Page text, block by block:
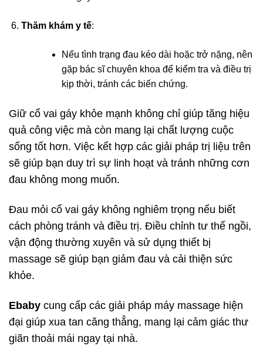
Thăm khám y tế:
Nếu tình trạng đau kéo dài hoặc trở nặng, nên
gặp bác sĩ chuyên khoa để kiểm tra và điều trị
kịp thời, tránh các biến chứng.
Giữ cổ vai gáy khỏe mạnh không chỉ giúp tăng hiệu
quả công việc mà còn mang lại chất lượng cuộc
sống tốt hơn. Việc kết hợp các giải pháp trị liệu trên
sẽ giúp bạn duy trì sự linh hoạt và tránh những cơn
đau không mong muốn.
Đau mỏi cổ vai gáy không nghiêm trọng nếu biết
cách phòng tránh và điều trị. Điều chỉnh tư thế ngồi,
vận động thường xuyên và sử dụng thiết bị
massage sẽ giúp bạn giảm đau và cải thiện sức
khỏe.
Ebaby cung cấp các giải pháp máy massage hiện
đại giúp xua tan căng thẳng, mang lại cảm giác thư
giãn thoải mái ngay tại nhà.